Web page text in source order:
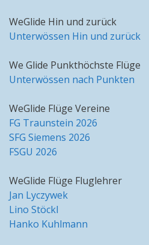
WeGlide Hin und zurück
Unterwössen Hin und zurück
We Glide Punkthöchste Flüge
Unterwössen nach Punkten
WeGlide Flüge Vereine
FG Traunstein 2026
SFG Siemens 2026
FSGU 2026
WeGlide Flüge Fluglehrer
Jan Lyczywek
Lino Stöckl
Hanko Kuhlmann